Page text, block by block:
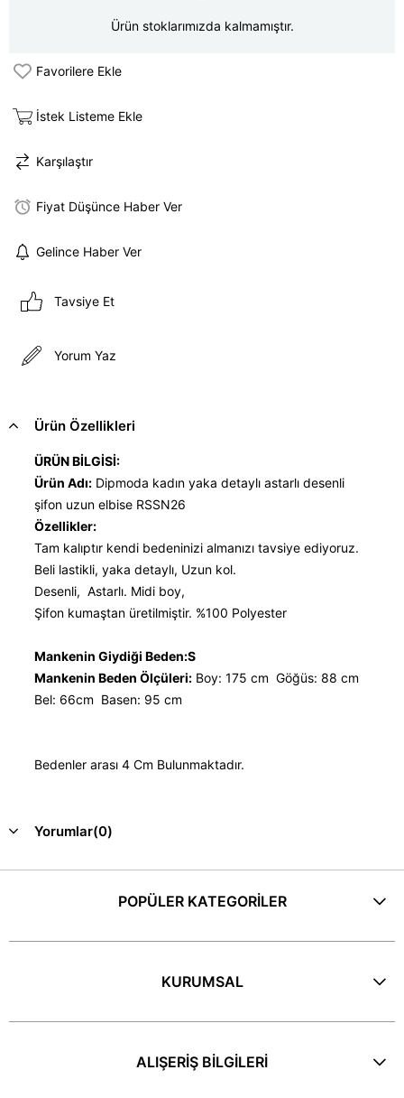
Ürün stoklarımızda kalmamıştır.
Favorilere Ekle
İstek Listeme Ekle
Karşılaştır
Fiyat Düşünce Haber Ver
Gelince Haber Ver
Tavsiye Et
Yorum Yaz
Ürün Özellikleri
ÜRÜN BİLGİSİ:
Ürün Adı: Dipmoda kadın yaka detaylı astarlı desenli
şifon uzun elbise RSSN26
Özellikler:
Tam kalıptır kendi bedeninizi almanızı tavsiye ediyoruz.
Beli lastikli, yaka detaylı, Uzun kol.
Desenli, Astarlı. Midi boy,
Şifon kumaştan üretilmiştir. %100 Polyester
Mankenin Giydiği Beden:S
Mankenin Beden Ölçüleri: Boy: 175 cm Göğüs: 88 cm
Bel: 66cm Basen: 95 cm
Bedenler arası 4 Cm Bulunmaktadır.
Yorumlar(0)
POPÜLER KATEGORİLER
KURUMSAL
ALIŞERİŞ BİLGİLERİ